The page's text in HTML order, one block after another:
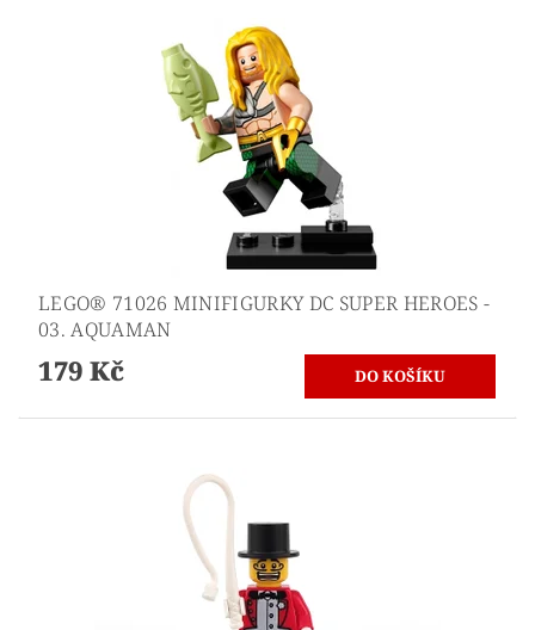
LEGO® 71026 MINIFIGURKY DC SUPER HEROES -
03. AQUAMAN
179 Kč